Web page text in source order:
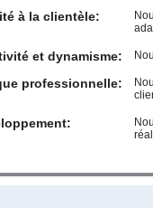
à la clientèle:
et dynamisme:
professionnelle: